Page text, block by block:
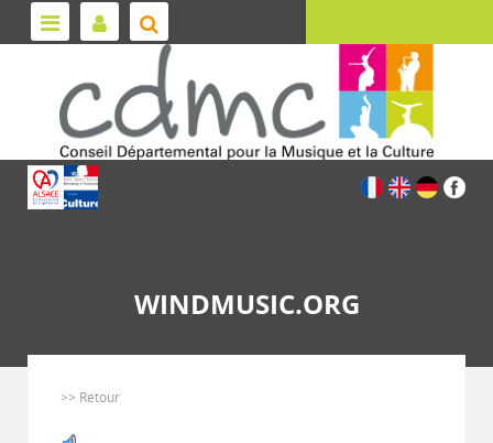
WINDMUSIC.ORG
>> Retour